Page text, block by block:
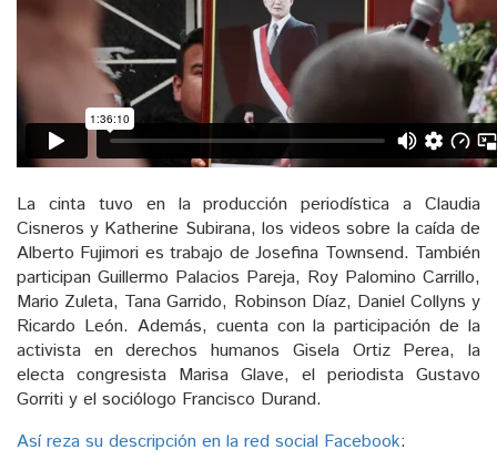
La cinta tuvo en la producción periodística a Claudia
Cisneros y Katherine Subirana, los videos sobre la caída de
Alberto Fujimori es trabajo de Josefina Townsend. También
participan Guillermo Palacios Pareja, Roy Palomino Carrillo,
Mario Zuleta, Tana Garrido, Robinson Díaz, Daniel Collyns y
Ricardo León. Además, cuenta con la participación de la
activista en derechos humanos Gisela Ortiz Perea, la
electa congresista Marisa Glave, el periodista Gustavo
Gorriti y el sociólogo Francisco Durand.
Así reza su descripción en la red social Facebook: